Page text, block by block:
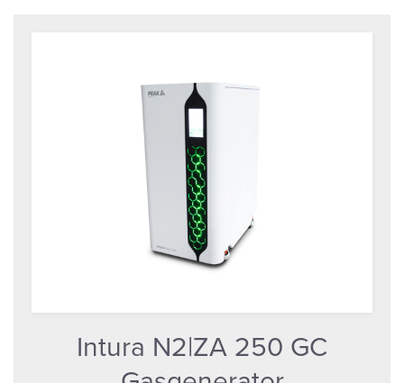
Intura N2|ZA 250 GC